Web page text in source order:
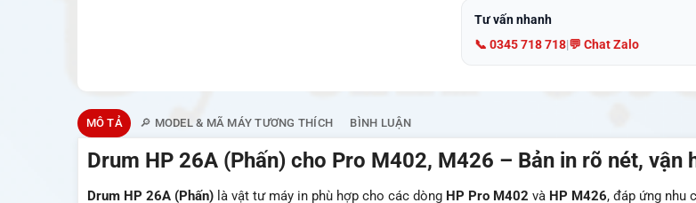
Tư vấn nhanh
📞 0345 718 718|💬 Chat Zalo
MÔ TẢ 🔎 MODEL & MÃ MÁY TƯƠNG THÍCH BÌNH LUẬN
Drum HP 26A (Phấn) cho Pro M402, M426 – Bản in rõ nét, vận
Drum HP 26A (Phấn) là vật tư máy in phù hợp cho các dòng HP Pro M402 và HP M426, đáp ứng nhu